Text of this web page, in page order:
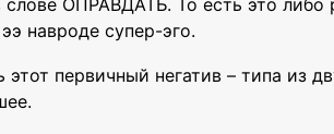
ОПРАВДАТЬ. То есть это
навроде супер-эго.
первичный негатив – типа из